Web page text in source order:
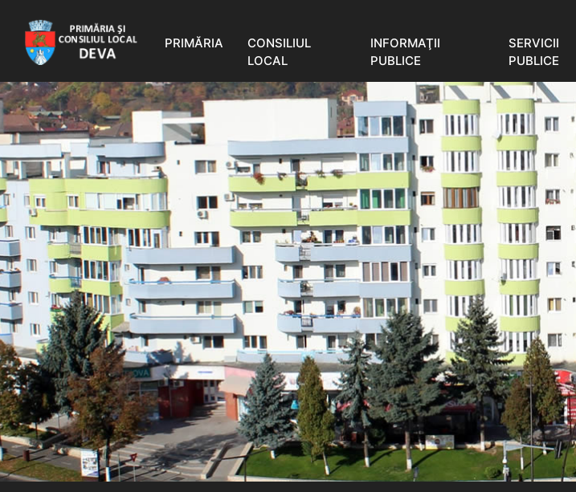
PRIMĂRIA
CONSILIUL
LOCAL
INFORMAŢII
PUBLICE
SERVICII
PUBLICE